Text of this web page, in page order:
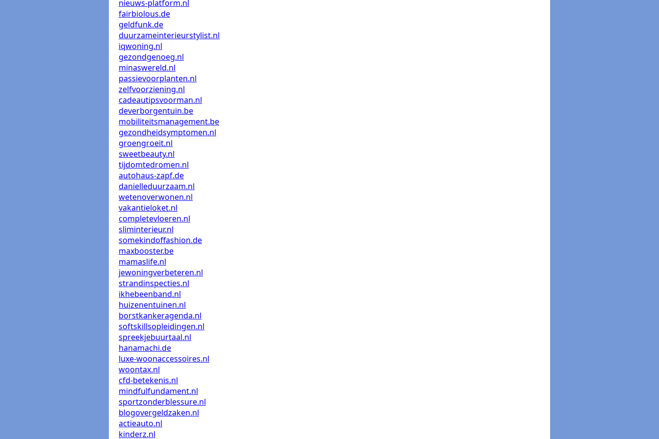
nieuws-platform.nl
fairbiolous.de
geldfunk.de
duurzameinterieurstylist.nl
iqwoning.nl
gezondgenoeg.nl
minaswereld.nl
passievoorplanten.nl
zelfvoorziening.nl
cadeautipsvoorman.nl
deverborgentuin.be
mobiliteitsmanagement.be
gezondheidsymptomen.nl
groengroeit.nl
sweetbeauty.nl
tijdomtedromen.nl
autohaus-zapf.de
danielleduurzaam.nl
wetenoverwonen.nl
vakantieloket.nl
completevloeren.nl
sliminterieur.nl
somekindoffashion.de
maxbooster.be
mamaslife.nl
jewoningverbeteren.nl
strandinspecties.nl
ikhebeenband.nl
huizenentuinen.nl
borstkankeragenda.nl
softskillsopleidingen.nl
spreekjebuurtaal.nl
hanamachi.de
luxe-woonaccessoires.nl
woontax.nl
cfd-betekenis.nl
mindfulfundament.nl
sportzonderblessure.nl
blogovergeldzaken.nl
actieauto.nl
kinderz.nl